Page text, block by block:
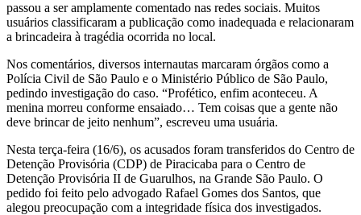
passou a ser amplamente comentado nas redes sociais. Muitos
usuários classificaram a publicação como inadequada e relacionaram
a brincadeira à tragédia ocorrida no local.
Nos comentários, diversos internautas marcaram órgãos como a
Polícia Civil de São Paulo e o Ministério Público de São Paulo,
pedindo investigação do caso. “Profético, enfim aconteceu. A
menina morreu conforme ensaiado… Tem coisas que a gente não
deve brincar de jeito nenhum”, escreveu uma usuária.
Nesta terça-feira (16/6), os acusados foram transferidos do Centro de
Detenção Provisória (CDP) de Piracicaba para o Centro de
Detenção Provisória II de Guarulhos, na Grande São Paulo. O
pedido foi feito pelo advogado Rafael Gomes dos Santos, que
alegou preocupação com a integridade física dos investigados.